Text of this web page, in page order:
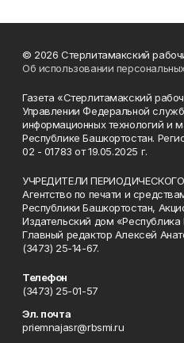
© 2026 Стерлитамакский
Об использовании
Газета «Стерлитамакский
Управлении Федеральной
информационных технологий и
Республике Башкортостан.
02 - 01783 от 19.05.2025 г.
УЧРЕДИТЕЛИ
Агентство по печати и
Республики Башкортостан,
Издательский дом «Республика
Главный редактор Алексей
(3473) 25-14-67.
Телефон
(3473) 25-01-57
Эл. почта
priemnajasr@rbsmi.ru